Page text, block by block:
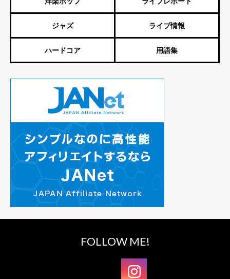
ジャズ ライブ情報
ハードコア 用語集
FOLLOW ME!